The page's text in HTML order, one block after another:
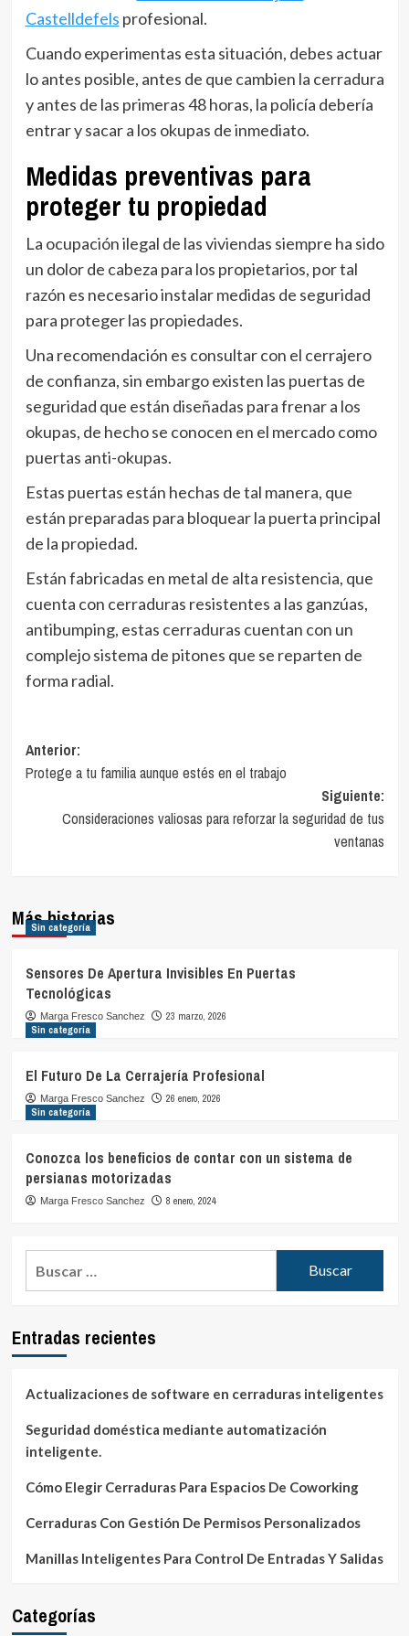
Castelldefels profesional.
Cuando experimentas esta situación, debes actuar
lo antes posible, antes de que cambien la cerradura
y antes de las primeras 48 horas, la policía debería
entrar y sacar a los okupas de inmediato.
Medidas preventivas para
proteger tu propiedad
La ocupación ilegal de las viviendas siempre ha sido
un dolor de cabeza para los propietarios, por tal
razón es necesario instalar medidas de seguridad
para proteger las propiedades.
Una recomendación es consultar con el cerrajero
de confianza, sin embargo existen las puertas de
seguridad que están diseñadas para frenar a los
okupas, de hecho se conocen en el mercado como
puertas anti-okupas.
Estas puertas están hechas de tal manera, que
están preparadas para bloquear la puerta principal
de la propiedad.
Están fabricadas en metal de alta resistencia, que
cuenta con cerraduras resistentes a las ganzúas,
antibumping, estas cerraduras cuentan con un
complejo sistema de pitones que se reparten de
forma radial.
Navegación
de
entradas
Anterior:
Protege a tu familia aunque estés en el trabajo
Siguiente:
Consideraciones valiosas para reforzar la seguridad de tus
ventanas
Más historias
Sin categoría
Sensores De Apertura Invisibles En Puertas
Tecnológicas
Marga Fresco Sanchez
23 marzo, 2026
Sin categoría
El Futuro De La Cerrajería Profesional
Marga Fresco Sanchez
26 enero, 2026
Sin categoría
Conozca los beneficios de contar con un sistema de
persianas motorizadas
Marga Fresco Sanchez 8 enero, 2024
Entradas recientes
Actualizaciones de software en cerraduras inteligentes
Seguridad doméstica mediante automatización
inteligente.
Cómo Elegir Cerraduras Para Espacios De Coworking
Cerraduras Con Gestión De Permisos Personalizados
Manillas Inteligentes Para Control De Entradas Y Salidas
Categorías